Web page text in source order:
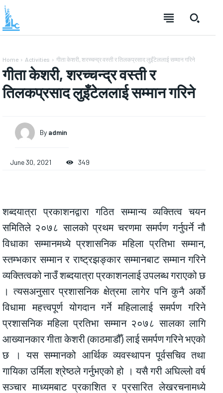
Home Activities गीता केशरी, शरच्चन्द्र वस्ती र तिलकप्रसाद लुइँटेललाई सम्मान गरिने
गीता केशरी, शरच्चन्द्र वस्ती र
तिलकप्रसाद लुइँटेललाई सम्मान गरिने
By admin
June 30, 2021 349
शब्दयात्रा प्रकाशनद्वारा गठित सम्मान्य व्यक्तित्व चयन
समितिले २०७८ सालको प्रथम चरणमा समर्पण गर्नुपर्ने नौ
विधाका सम्मानमध्ये प्रशासनिक महिला प्रतिभा सम्मान,
स्तम्भकार सम्मान र राष्ट्रझङ्कार सम्मानबाट सम्मान गरिने
व्यक्तित्वको नाउँ शब्दयात्रा प्रकाशनलाई उपलब्ध गराएको छ
। त्यसअनुसार प्रशासनिक क्षेत्रमा लागेर पनि कुनै अर्को
विधामा महत्त्वपूर्ण योगदान गर्ने महिलालाई समर्पण गरिने
प्रशासनिक महिला प्रतिभा सम्मान २०७८ सालका लागि
आख्यानकार गीता केशरी (काठमाडौँ) लाई समर्पण गरिने भएको
छ । यस सम्मानको आर्थिक व्यवस्थापन पूर्वसचिव तथा
गायिका उर्मिला श्रेष्ठले गर्नुभएको हो । यसै गरी अघिल्लो वर्ष
सञ्चार माध्यमबाट प्रकाशित र प्रसारित लेखरचनामध्ये